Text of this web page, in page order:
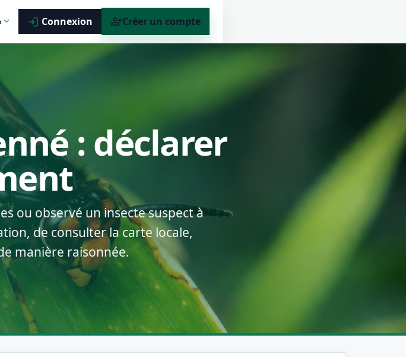
expand_more login Connexion person_addCréer un compte
: déclarer
ou observé un insecte suspect à
de consulter la carte locale,
manière raisonnée.